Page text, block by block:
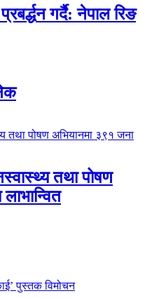
गर्दै: नेपाल रिङ
तथा पोषण